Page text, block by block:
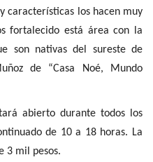
características los hacen muy
fortalecido está área con la
son nativas del sureste de
de “Casa Noé, Mundo
abierto durante todos los
de 10 a 18 horas. La
3 mil pesos.